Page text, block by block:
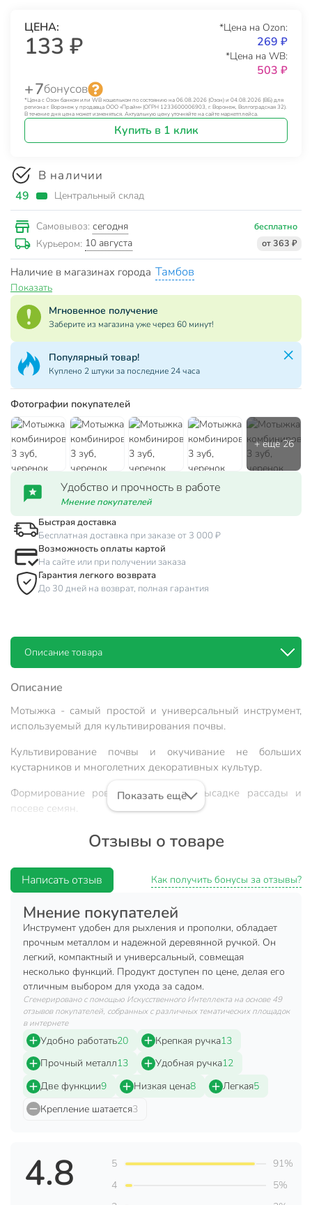
ЦЕНА:
133 ₽
*Цена на Ozon:
269 ₽
*Цена на WB:
503 ₽
+ 7бонусов
*Цена с Озон банком или WB кошельком по состоянию на 06.08.2026 (Озон) и 04.08.2026 (ВБ) для
региона г. Воронеж у продавца ООО «Прайм» (ОГРН 1233600006903, г. Воронеж, Волгоградская 32).
В течение дня цена может изменяться. Актуальную цену уточняйте на сайте маркетплейса.
Купить в 1 клик
В наличии
49 Центральный склад
Самовывоз: сегодня бесплатно
Курьером: 10 августа от 363 ₽
Наличие в магазинах города Тамбов
Показать
Мгновенное получение
Заберите из магазина уже через 60 минут!
Популярный товар!
Куплено 2 штуки за последние 24 часа
Фотографии покупателей
Удобство и прочность в работе
Мнение покупателей
Быстрая доставка
Бесплатная доставка при заказе от 3 000 ₽
Возможность оплаты картой
На сайте или при получении заказа
Гарантия легкого возврата
До 30 дней на возврат, полная гарантия
Описание товара
Описание
Мотыжка - самый простой и универсальный инструмент,
используемый для культивирования почвы.
Культивирование почвы и окучивание не больших
кустарников и многолетних декоративных культур.
Формирование ровных рядов при высадке рассады и
посеве семян.
Вы можете приобрести «Мотыжка комбинированная 3 зуб,
черенок деревянный, с рыхлителем, Лепесток-грабли» и
другие товары в нашем интернет-магазине в Тамбове по
низким ценам и с бесплатным самовывозом.
Техническая информация
Количество зубцов, шт
3 шт
Страна производства
Россия
Материал черенка
Модель
Лепесток-грабли
Вес в упаковке
265 г
Габариты упаковки
36 x 18 x 8 см
Показать ещё
Отзывы о товаре
Написать отзыв Как получить бонусы за отзывы?
Мнение покупателей
Инструмент удобен для рыхления и прополки, обладает
прочным металлом и надежной деревянной ручкой. Он
легкий, компактный и универсальный, совмещая
несколько функций. Продукт доступен по цене, делая его
отличным выбором для ухода за садом.
Сгенерировано с помощью Искусственного Интеллекта на основе 49
отзывов покупателей, собранных с различных тематических площадок
в интернете
Удобно работать20 Крепкая ручка13
Прочный металл13 Удобная ручка12
Две функции9 Низкая цена8 Легкая5
Крепление шатается3
4.8 5
91%
4
5%